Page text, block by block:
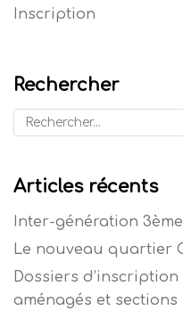
Inscription
Rechercher
Articles récents
Inter-génération
Le nouveau quartier
Dossiers
aménagés et sections